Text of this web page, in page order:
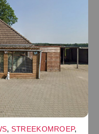
, STREEKOMROEP,